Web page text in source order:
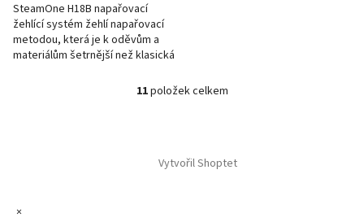
SteamOne H18B napařovací
žehlící systém žehlí napařovací
metodou, která je k oděvům a
materiálům šetrnější než klasická
SteamOne žehlí látku rychleji a...
O
d
11položek celkem
Vytvořil Shoptet
×